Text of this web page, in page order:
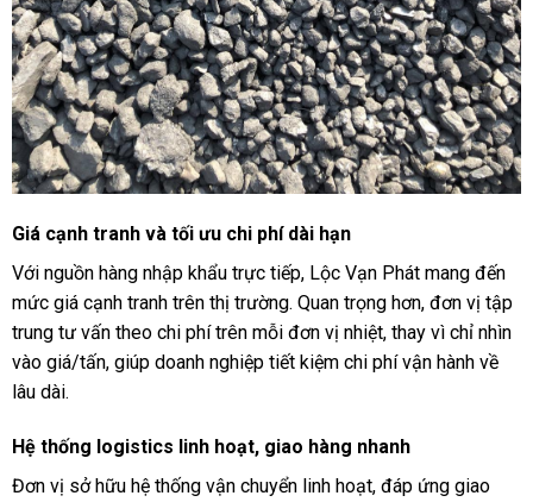
Giá cạnh tranh và tối ưu chi phí dài hạn
Với nguồn hàng nhập khẩu trực tiếp, Lộc Vạn Phát mang đến
mức giá cạnh tranh trên thị trường. Quan trọng hơn, đơn vị tập
trung tư vấn theo chi phí trên mỗi đơn vị nhiệt, thay vì chỉ nhìn
vào giá/tấn, giúp doanh nghiệp tiết kiệm chi phí vận hành về
lâu dài.
Hệ thống logistics linh hoạt, giao hàng nhanh
Đơn vị sở hữu hệ thống vận chuyển linh hoạt, đáp ứng giao